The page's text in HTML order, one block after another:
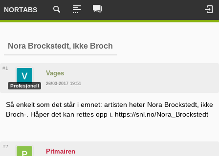
NORTABS
Nora Brockstedt, ikke Broch
#1
Profesjonell
Vages
26/03-2017 19:51
Så enkelt som det står i emnet: artisten heter Nora Brockstedt, ikke
Broch-. Håper det kan rettes opp i. https://snl.no/Nora_Brockstedt
#2
Pitmairen